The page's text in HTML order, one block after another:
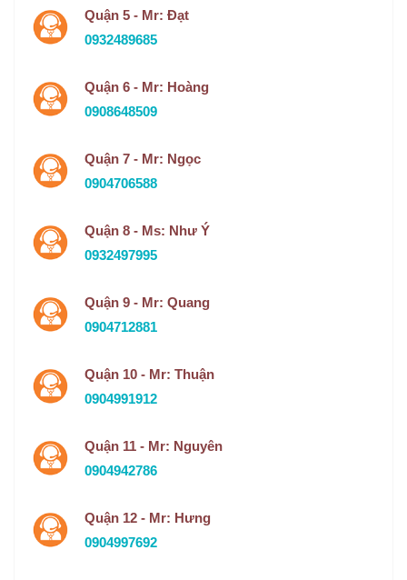
Quận 5 - Mr: Đạt
0932489685
Quận 6 - Mr: Hoàng
0908648509
Quận 7 - Mr: Ngọc
0904706588
Quận 8 - Ms: Như Ý
0932497995
Quận 9 - Mr: Quang
0904712881
Quận 10 - Mr: Thuận
0904991912
Quận 11 - Mr: Nguyên
0904942786
Quận 12 - Mr: Hưng
0904997692